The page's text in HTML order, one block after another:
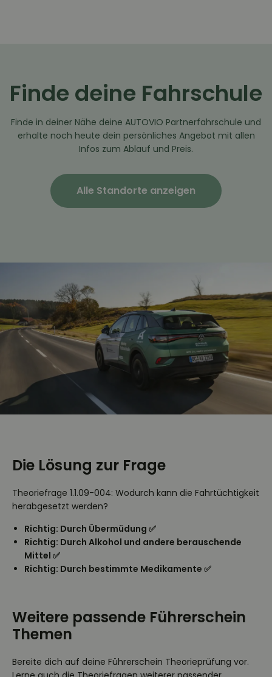
Finde deine Fahrschule
Finde in deiner Nähe deine AUTOVIO Partnerfahrschule und
erhalte noch heute dein persönliches Angebot mit allen
Infos zum Ablauf und Preis.
Alle Standorte anzeigen
Die Lösung zur Frage
Theoriefrage 1.1.09-004: Wodurch kann die Fahrtüchtigkeit
herabgesetzt werden?
Richtig: Durch Übermüdung ✅
Richtig: Durch Alkohol und andere berauschende
Mittel ✅
Richtig: Durch bestimmte Medikamente ✅
Weitere passende Führerschein
Themen
Bereite dich auf deine Führerschein Theorieprüfung vor.